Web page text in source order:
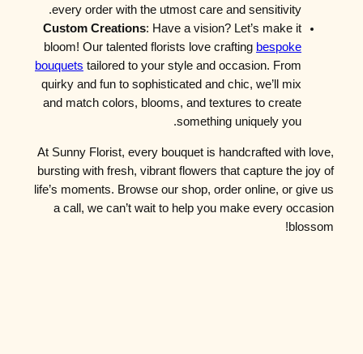
every order with the utmost care and sensitivity.
Custom Creations: Have a vision? Let’s make it
bloom! Our talented florists love crafting bespoke
bouquets tailored to your style and occasion. From
quirky and fun to sophisticated and chic, we’ll mix
and match colors, blooms, and textures to create
something uniquely you.
At Sunny Florist, every bouquet is handcrafted with love,
bursting with fresh, vibrant flowers that capture the joy of
life’s moments. Browse our shop, order online, or give us
a call, we can’t wait to help you make every occasion
blossom!